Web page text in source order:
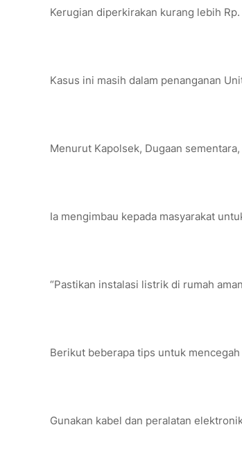
Kerugian diperkirakan kurang lebih
Kasus ini masih dalam penanganan
Menurut Kapolsek, Dugaan
Ia mengimbau kepada masyarakat
“Pastikan instalasi listrik di rumah
Berikut beberapa tips untuk
Gunakan kabel dan peralatan